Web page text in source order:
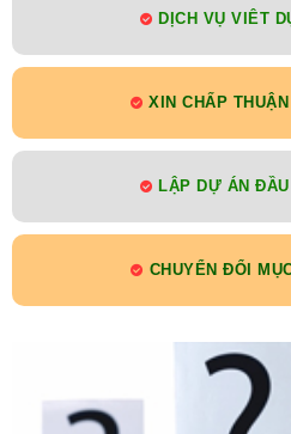
DỊCH VỤ VIÊT
XIN CHẤP
LẬP DỰ ÁN
CHUYỂN ĐỔI